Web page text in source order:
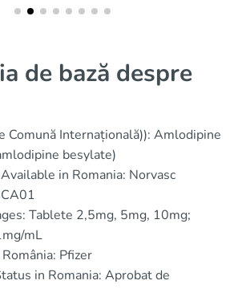
de bază despre
Comună Internațională)): Amlodipine
besylate)
in Romania: Norvasc
Tablete 2,5mg, 5mg, 10mg;
mL
Pfizer
in Romania: Aprobat de